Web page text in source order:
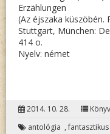
Erzählungen
(Az éjszaka küszöbén.
Stuttgart, München:
414 o.
Nyelv: német
2014. 10. 28.
antológia ,